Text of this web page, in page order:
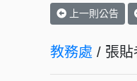
上一則公告
教務處 / 張貼